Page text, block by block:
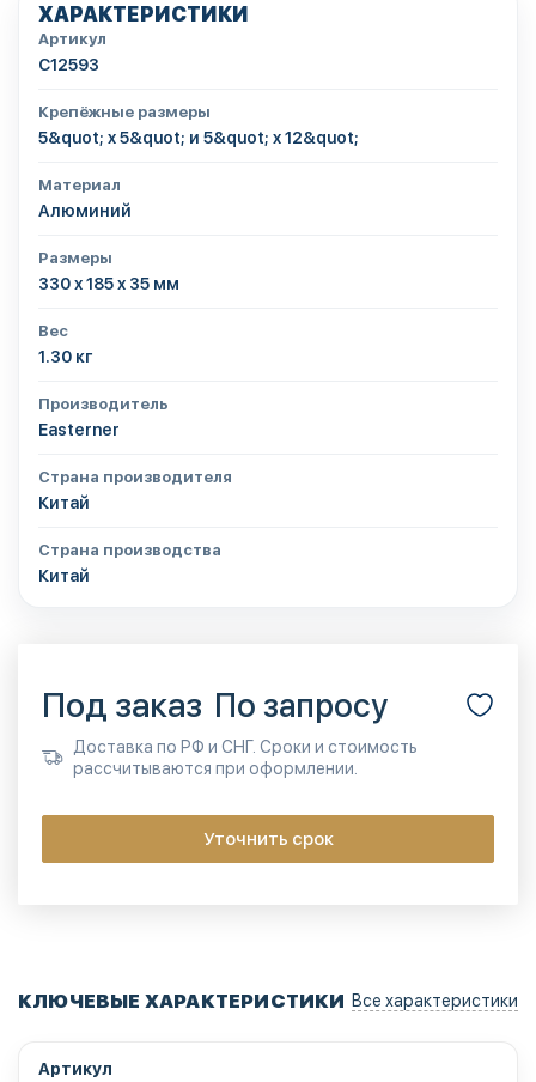
ХАРАКТЕРИСТИКИ
Артикул
C12593
Крепёжные размеры
5&quot; x 5&quot; и 5&quot; x 12&quot;
Материал
Алюминий
Размеры
330 х 185 х 35 мм
Вес
1.30 кг
Производитель
Easterner
Страна производителя
Китай
Страна производства
Китай
Под заказ По запросу
Доставка по РФ и СНГ. Сроки и стоимость
рассчитываются при оформлении.
Уточнить срок
КЛЮЧЕВЫЕ ХАРАКТЕРИСТИКИ Все характеристики
Артикул